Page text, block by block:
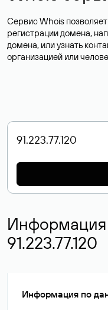
Сервис Whois
регистрации домена,
домена, или узнать
организацией или
Информация
91.223.77.120
Информация по